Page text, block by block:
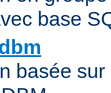
base
basée